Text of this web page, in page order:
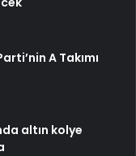
A Takımı
altın kolye